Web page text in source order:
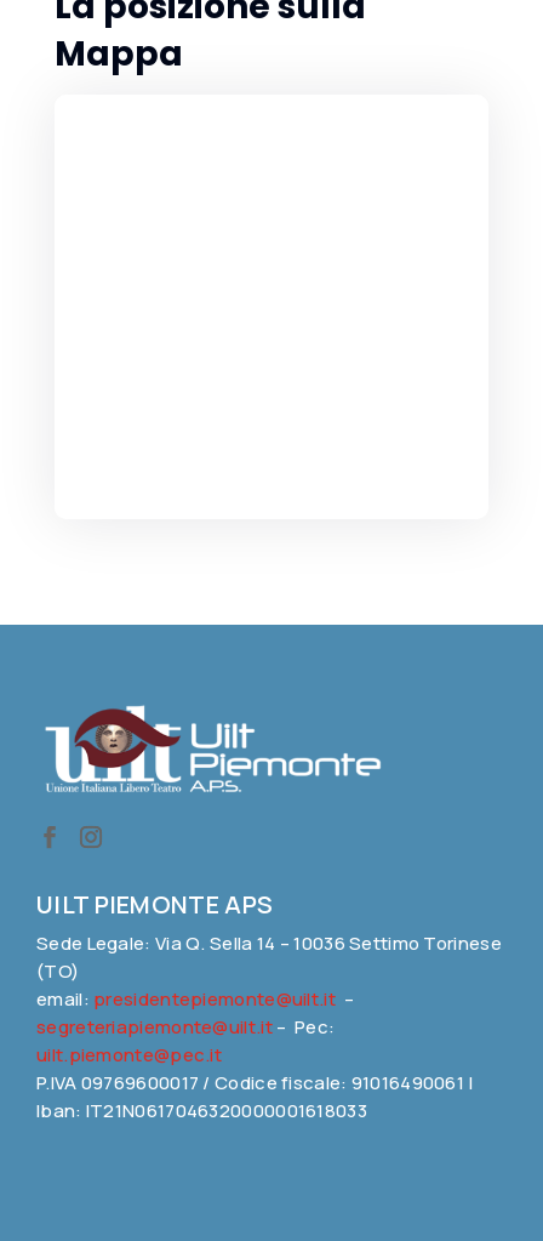
Mappa
UILT PIEMONTE APS
Sede Legale: Via Q. Sella 14 – 10036 Settimo Torinese
(TO)
email: presidentepiemonte@uilt.it–
segreteriapiemonte@uilt.it– Pec:
uilt.piemonte@pec.it
P.IVA 09769600017 / Codice fiscale: 91016490061 |
Iban: IT21N0617046320000001618033